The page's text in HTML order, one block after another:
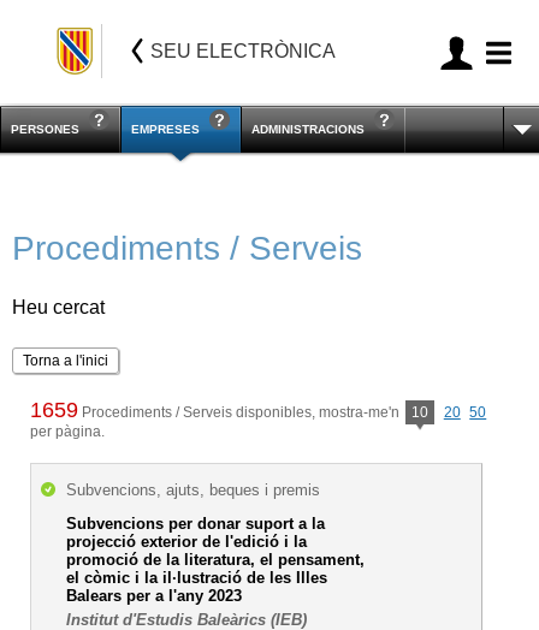
SEU ELECTRÒNICA
PERSONES EMPRESES ADMINISTRACIONS
Procediments / Serveis
Heu cercat
Torna a l'inici
1659 Procediments / Serveis disponibles, mostra-me'n 10 20 50
per pàgina.
Subvencions, ajuts, beques i premis
Subvencions per donar suport a la
projecció exterior de l'edició i la
promoció de la literatura, el pensament,
el còmic i la il·lustració de les Illes
Balears per a l'any 2023
Institut d'Estudis Baleàrics (IEB)